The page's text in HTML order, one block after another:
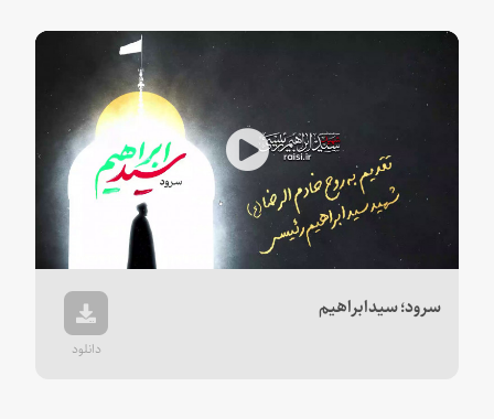
Play
Video
سرود؛ سیدابراهیم
دانلود